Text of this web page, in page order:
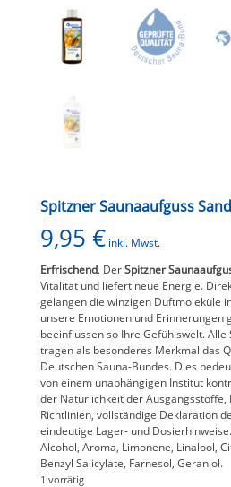
Spitzner Saunaaufguss
9,95 € inkl. Mwst.
Erfrischend. DerSpitzner
Vitalität und liefert neue Energie.
gelangen die winzigen Duftmoleküle
unsere Emotionen und Erinnerungen
beeinflussen so Ihre Gefühlswelt. Alle
tragen als besonderes Merkmal das
Deutschen Sauna-Bundes. Dies
von einem unabhängigen Institut
der Natürlichkeit der Ausgangsstoffe,
Richtlinien, vollständige Deklaration
eindeutige Lager- und Dosierhinweise.
Alcohol, Aroma, Limonene, Linalool,
Benzyl Salicylate, Farnesol, Geraniol.
1 vorrätig